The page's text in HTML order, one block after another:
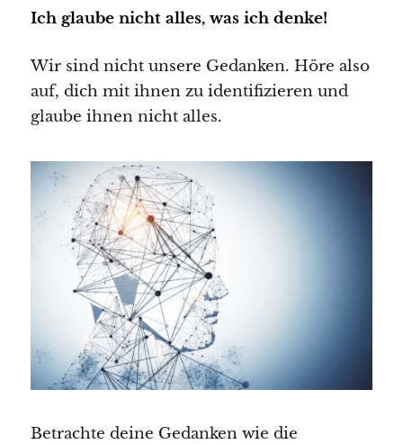
Ich glaube nicht alles, was ich denke!
Wir sind nicht unsere Gedanken. Höre also
auf, dich mit ihnen zu identifizieren und
glaube ihnen nicht alles.
Betrachte deine Gedanken wie die